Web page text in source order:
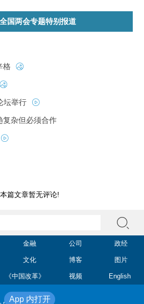
国两会专题特别报道
格
坛举行
复杂但必须合作
本篇文章暂无评论!
金融 公司 政经
文化 博客 图片
《中国改革》 视频 English
App 内打开